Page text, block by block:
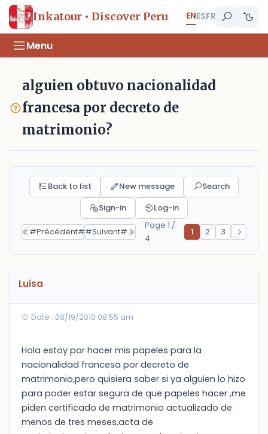
Inkatour • Discover Peru ENESFR
Menu
alguien obtuvo nacionalidad
francesa por decreto de
matrimonio?
Back to list New message
Search
Sign-in
Log-in
#Précédent##Suivant#
Page 1 /
4
1 2 3
Luisa
Date : 08/19/2010 08:55 am
Hola estoy por hacer mis papeles para la
nacionalidad francesa por decreto de
matrimonio,pero quisiera saber si ya alguien lo hizo
para poder estar segura de que papeles hacer ,me
piden certificado de matrimonio actualizado de
menos de tres meses,acta de